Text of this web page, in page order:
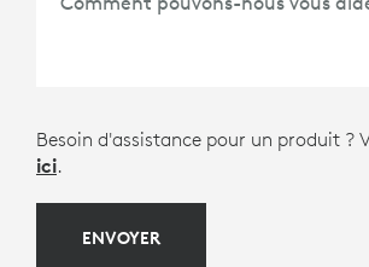
Besoin d'assistance pour un produit ?
ici.
ENVOYER